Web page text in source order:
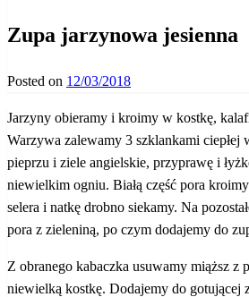
Zupa jarzynowa jesienna
Posted on 12/03/2018
Jarzyny obieramy i kroimy w kostkę,
Warzywa zalewamy 3 szklankami ciepłej
pieprzu i ziele angielskie, przyprawę i
niewielkim ogniu. Białą część pora
selera i natkę drobno siekamy. Na
pora z zieleniną, po czym dodajemy do
Z obranego kabaczka usuwamy miąższ z
niewielką kostkę. Dodajemy do gotującej